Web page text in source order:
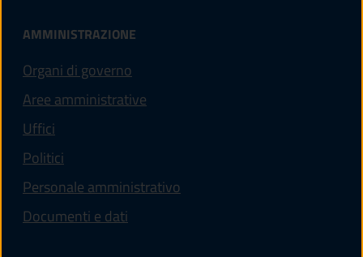
AMMINISTRAZIONE
Organi di governo
Aree amministrative
Uffici
Politici
Personale amministrativo
Documenti e dati